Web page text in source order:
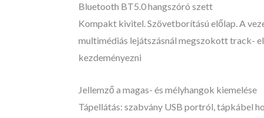
Bluetooth BT5.0 hangszóró szett
Kompakt kivitel. Szövetborítású előlap. A
multimédiás lejátszásnál megszokott track-
kezdeményezni
Jellemző a magas- és mélyhangok kiemelése
Tápellátás: szabvány USB portról, tápkábel